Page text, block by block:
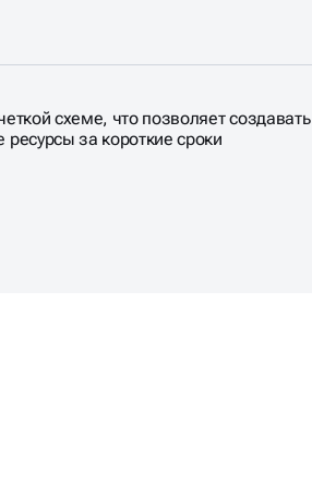
схеме, что позволяет создавать
ресурсы за короткие сроки